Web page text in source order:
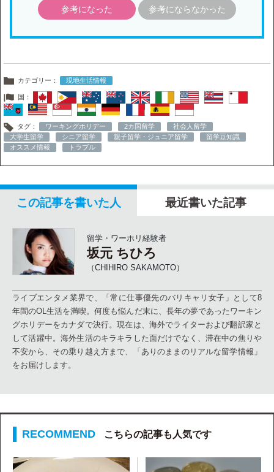
参考になった 参考にならなかった
カテゴリー： 現地生活情報
国：
タグ： ワーキングホリデー 2カ国留学
社会人留学
大学生留学
シニア留学 親子留学・ジュニア留学
留学豆知識
オススメ情報
トラブル
この記事を書いた人 最近書いた記事
留学・ワーホリ経験者
坂元 ちひろ
（CHIHIRO SAKAMOTO）
ライブエンタメ業界で、「常に仕事優先のバリキャリ女子」として8
年間のOL生活を満喫。何度も悩んだ末に、長年の夢であったワーキン
グホリデーをカナダで決行。現在は、海外でライターおよび翻訳家と
して活躍中。海外生活のキラキラした面だけでなく、滞在中の焦りや
不安から、その乗り越え方まで、「ありのままのリアルな留学情報」
をお届けします。
こちらの記事も人気です